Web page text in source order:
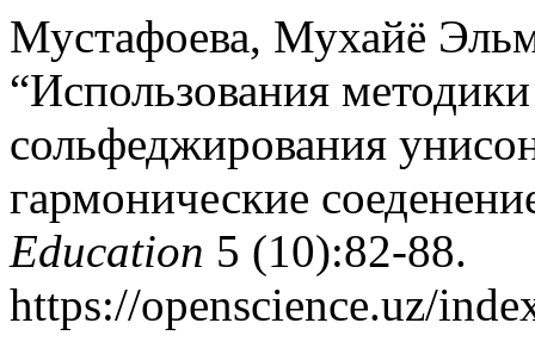
Мустафоева, Мухайё
“Использования
сольфеджирования
гармонические
Education 5 (10):82-88.
https://openscience.uz/